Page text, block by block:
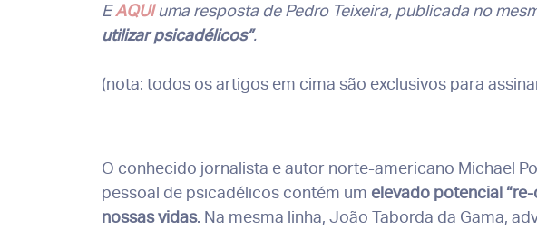
EAQUIuma resposta de Pedro Teixeira, publicada no
utilizar psicadélicos”.
(nota: todos os artigos em cima são exclusivos para
O conhecido jornalista e autor norte-americano Michael
pessoal de psicadélicos contém um elevado potencial
nossas vidas. Na mesma linha, João Taborda da Gama,